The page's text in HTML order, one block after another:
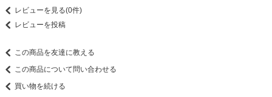
レビューを見る(0件)
レビューを投稿
この商品を友達に教える
この商品について問い合わせる
買い物を続ける